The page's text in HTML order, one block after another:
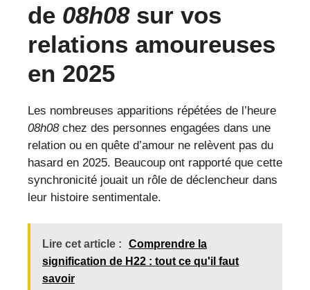
de 08h08sur vos
relations amoureuses
en 2025
Les nombreuses apparitions répétées de l’heure
08h08chez des personnes engagées dans une
relation ou en quête d’amour ne relèvent pas du
hasard en 2025. Beaucoup ont rapporté que cette
synchronicité jouait un rôle de déclencheur dans
leur histoire sentimentale.
Lire cet article :
Comprendre la
signification de H22 : tout ce qu'il faut
savoir